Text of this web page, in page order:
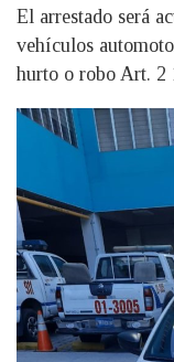
El arrestado será
vehículos
hurto o robo Art. 2